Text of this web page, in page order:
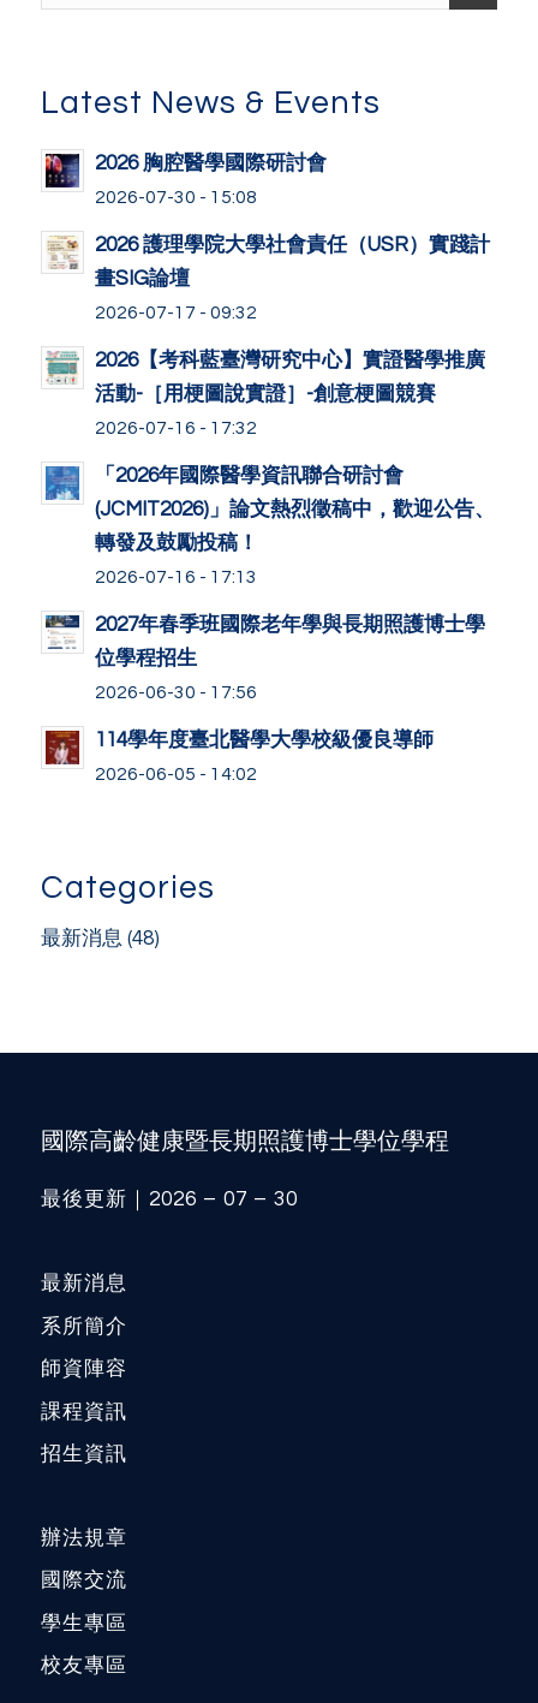
Latest News & Events
2026 胸腔醫學國際研討會
2026-07-30 - 15:08
2026 護理學院大學社會責任（USR）實踐計
畫SIG論壇
2026-07-17 - 09:32
2026【考科藍臺灣研究中心】實證醫學推廣
活動-［用梗圖說實證］-創意梗圖競賽
2026-07-16 - 17:32
「2026年國際醫學資訊聯合研討會
(JCMIT2026)」論文熱烈徵稿中，歡迎公告、
轉發及鼓勵投稿！
2026-07-16 - 17:13
2027年春季班國際老年學與長期照護博士學
位學程招生
2026-06-30 - 17:56
114學年度臺北醫學大學校級優良導師
2026-06-05 - 14:02
Categories
最新消息 (48)
國際高齡健康暨長期照護博士學位學程
最後更新｜2026 – 07 – 30
最新消息
系所簡介
師資陣容
課程資訊
招生資訊
辦法規章
國際交流
學生專區
校友專區